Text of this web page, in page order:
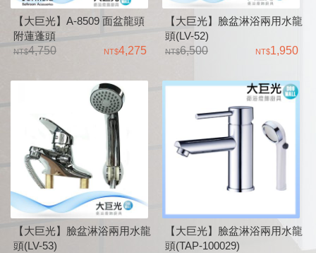
【大巨光】A-8509 面盆龍頭
附蓮蓬頭
4,750
4,275
【大巨光】臉盆淋浴兩用水龍
頭(LV-52)
6,500
1,950
【大巨光】臉盆淋浴兩用水龍
頭(LV-53)
【大巨光】臉盆淋浴兩用水龍
頭(TAP-100029)